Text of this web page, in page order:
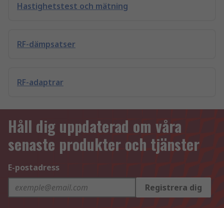
Hastighetstest och mätning
RF-dämpsatser
RF-adaptrar
Håll dig uppdaterad om våra
senaste produkter och tjänster
E-postadress
Registrera dig